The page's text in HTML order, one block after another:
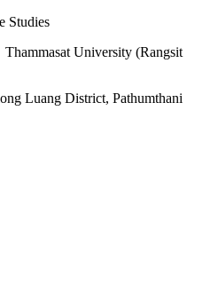
Studies
University (Rangsit
Luang District, Pathumthani